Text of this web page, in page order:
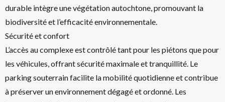
durable intègre une végétation autochtone, promouvant la
biodiversité et l’efficacité environnementale.
Sécurité et confort
L’accès au complexe est contrôlé tant pour les piétons que pour
les véhicules, offrant sécurité maximale et tranquillité. Le
parking souterrain facilite la mobilité quotidienne et contribue
à préserver un environnement dégagé et ordonné. Les